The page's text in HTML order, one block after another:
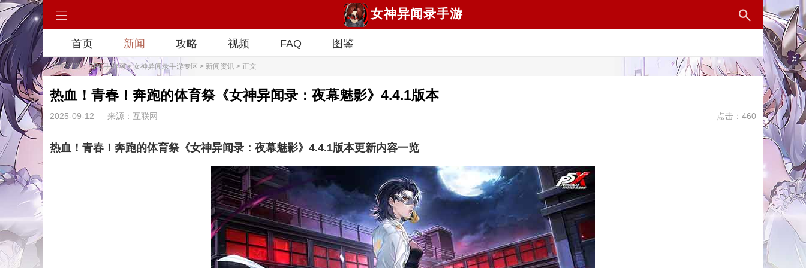
女神异闻录手游
首页 新闻 攻略 视频 FAQ 图鉴
当前位置：RPG手游网>女神异闻录手游专区 > 新闻资讯 > 正文
热血！青春！奔跑的体育祭《女神异闻录：夜幕魅影》4.4.1版本
2025-09-12 来源：互联网 点击：460
热血！青春！奔跑的体育祭《女神异闻录：夜幕魅影》4.4.1版本更新内容一览